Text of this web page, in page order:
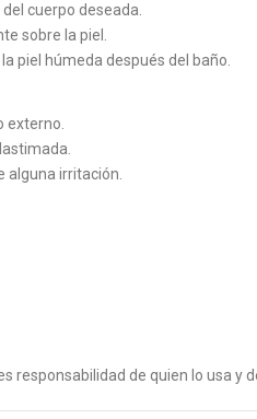
cuerpo deseada.
sobre la piel.
piel húmeda después del baño.
externo.
alguna irritación.
responsabilidad de quien lo usa y